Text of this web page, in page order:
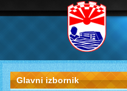
Glavni izbornik